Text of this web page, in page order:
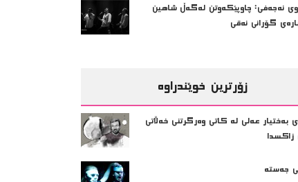
نه‌جه‌فی: چاوپێکەوتن لەگەڵ شاهین
گۆرانی نەقی
زۆرترین خوێندراوە
بەختیار عەلی لە کاتی وەرگرتنی خەڵاتی
زاکسدا
جەستە